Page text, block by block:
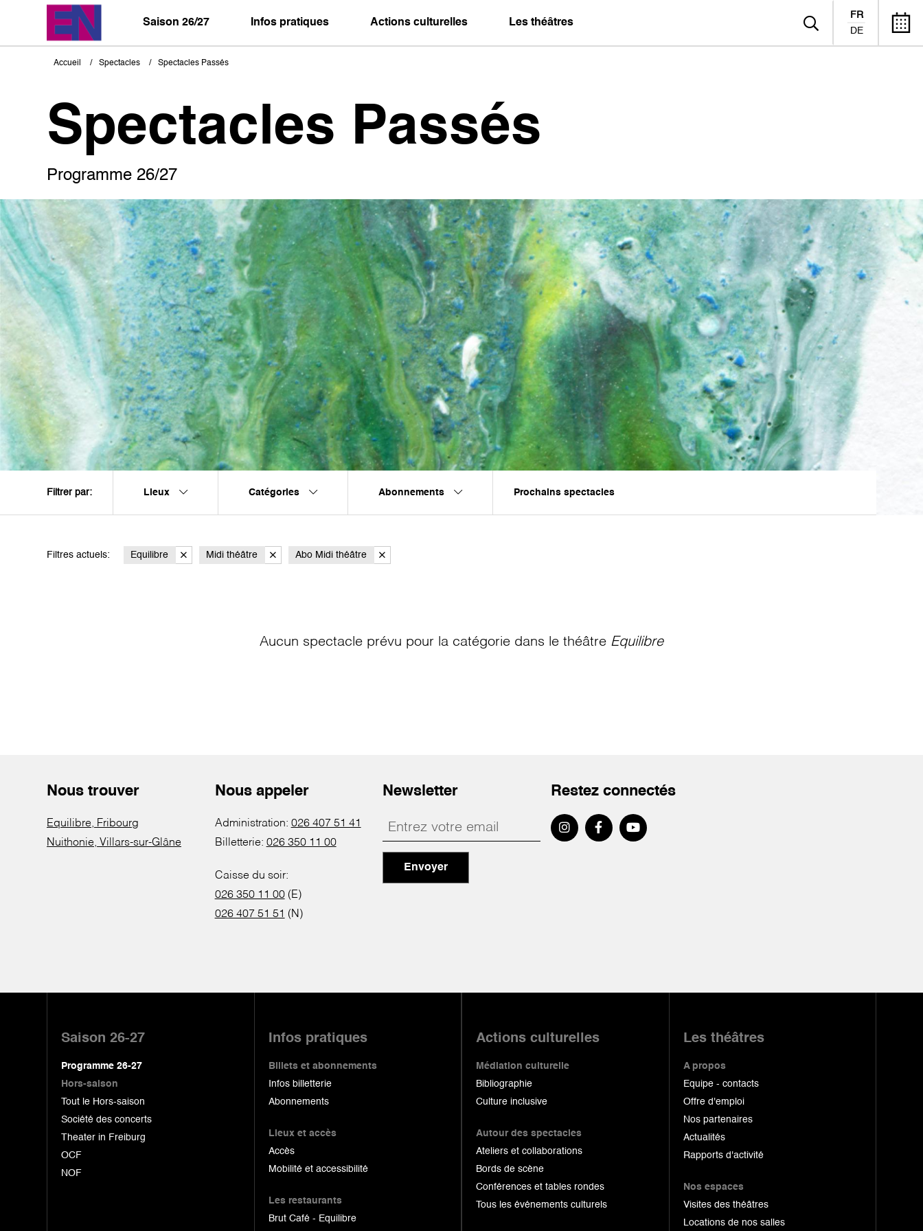
Saison 26/27 Infos pratiques Actions culturelles Les théâtres
FR
DE
Fil
Accueil Spectacles Spectacles Passés
Spectacles Passés
Programme 26/27
Filtrer par: Lieux Catégories Abonnements Prochains spectacles
Filtres actuels: Equilibre Midi théâtre Abo Midi théâtre
Aucun spectacle prévu pour la catégorie dans le théâtre Equilibre
Nous trouver
Equilibre, Fribourg
Nuithonie, Villars-sur-Glâne
Nous appeler
Administration: 026 407 51 41
Billetterie: 026 350 11 00
Caisse du soir:
026 350 11 00(E)
026 407 51 51 (N)
Newsletter
Envoyer
Restez connectés
Saison 26-27
Programme 26-27
Hors-saison
Tout le Hors-saison
Société des concerts
Theater in Freiburg
OCF
NOF
Infos pratiques
Billets et abonnements
Infos billetterie
Abonnements
Lieux et accès
Accès
Mobilité et accessibilité
Les restaurants
Brut Café - Equilibre
Actions culturelles
Médiation culturelle
Bibliographie
Culture inclusive
Autour des spectacles
Ateliers et collaborations
Bords de scène
Conférences et tables rondes
Tous les événements culturels
Les théâtres
A propos
Equipe - contacts
Offre d'emploi
Nos partenaires
Actualités
Rapports d'activité
Nos espaces
Visites des théâtres
Locations de nos salles